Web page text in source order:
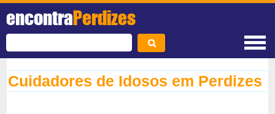
encontraPerdizes
Cuidadores de Idosos em Perdizes